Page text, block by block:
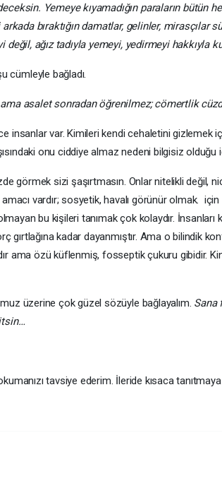
Yemeye kıyamadığın paraların bütün
bıraktığın damatlar, gelinler, mirasçılar
değil, ağız tadıyla yemeyi, yedirmeyi hakkıyla
cümleyle bağladı.
ama asalet sonradan öğrenilmez; cömertlik
insanlar var. Kimileri kendi cehaletini gizlemek
onu ciddiye almaz nedeni bilgisiz
görmek sizi şaşırtmasın. Onlar nitelikli değil,
vardır; sosyetik, havalı görünür olmak.
bu kişileri tanımak çok kolaydır.
gırtlağına kadar dayanmıştır. Ama o bilindik
ama özü küflenmiş, fosseptik çukuru gibidir.
üzerine çok güzel sözüyle bağlayalım. Sana
tavsiye ederim. İleride kısaca tanıtmaya